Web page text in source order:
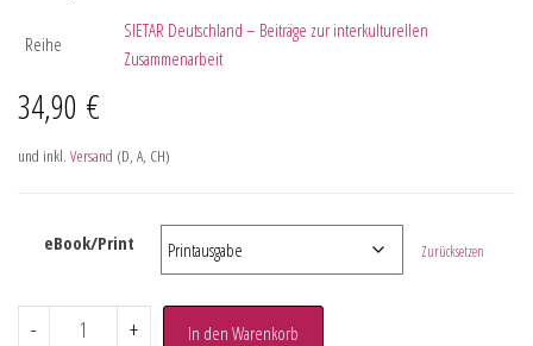
Reihe
SIETAR Deutschland – Beiträge zur interkulturellen
Zusammenarbeit
34,90 €
und inkl. Versand (D, A, CH)
eBook/Print Zurücksetzen
- + In den Warenkorb